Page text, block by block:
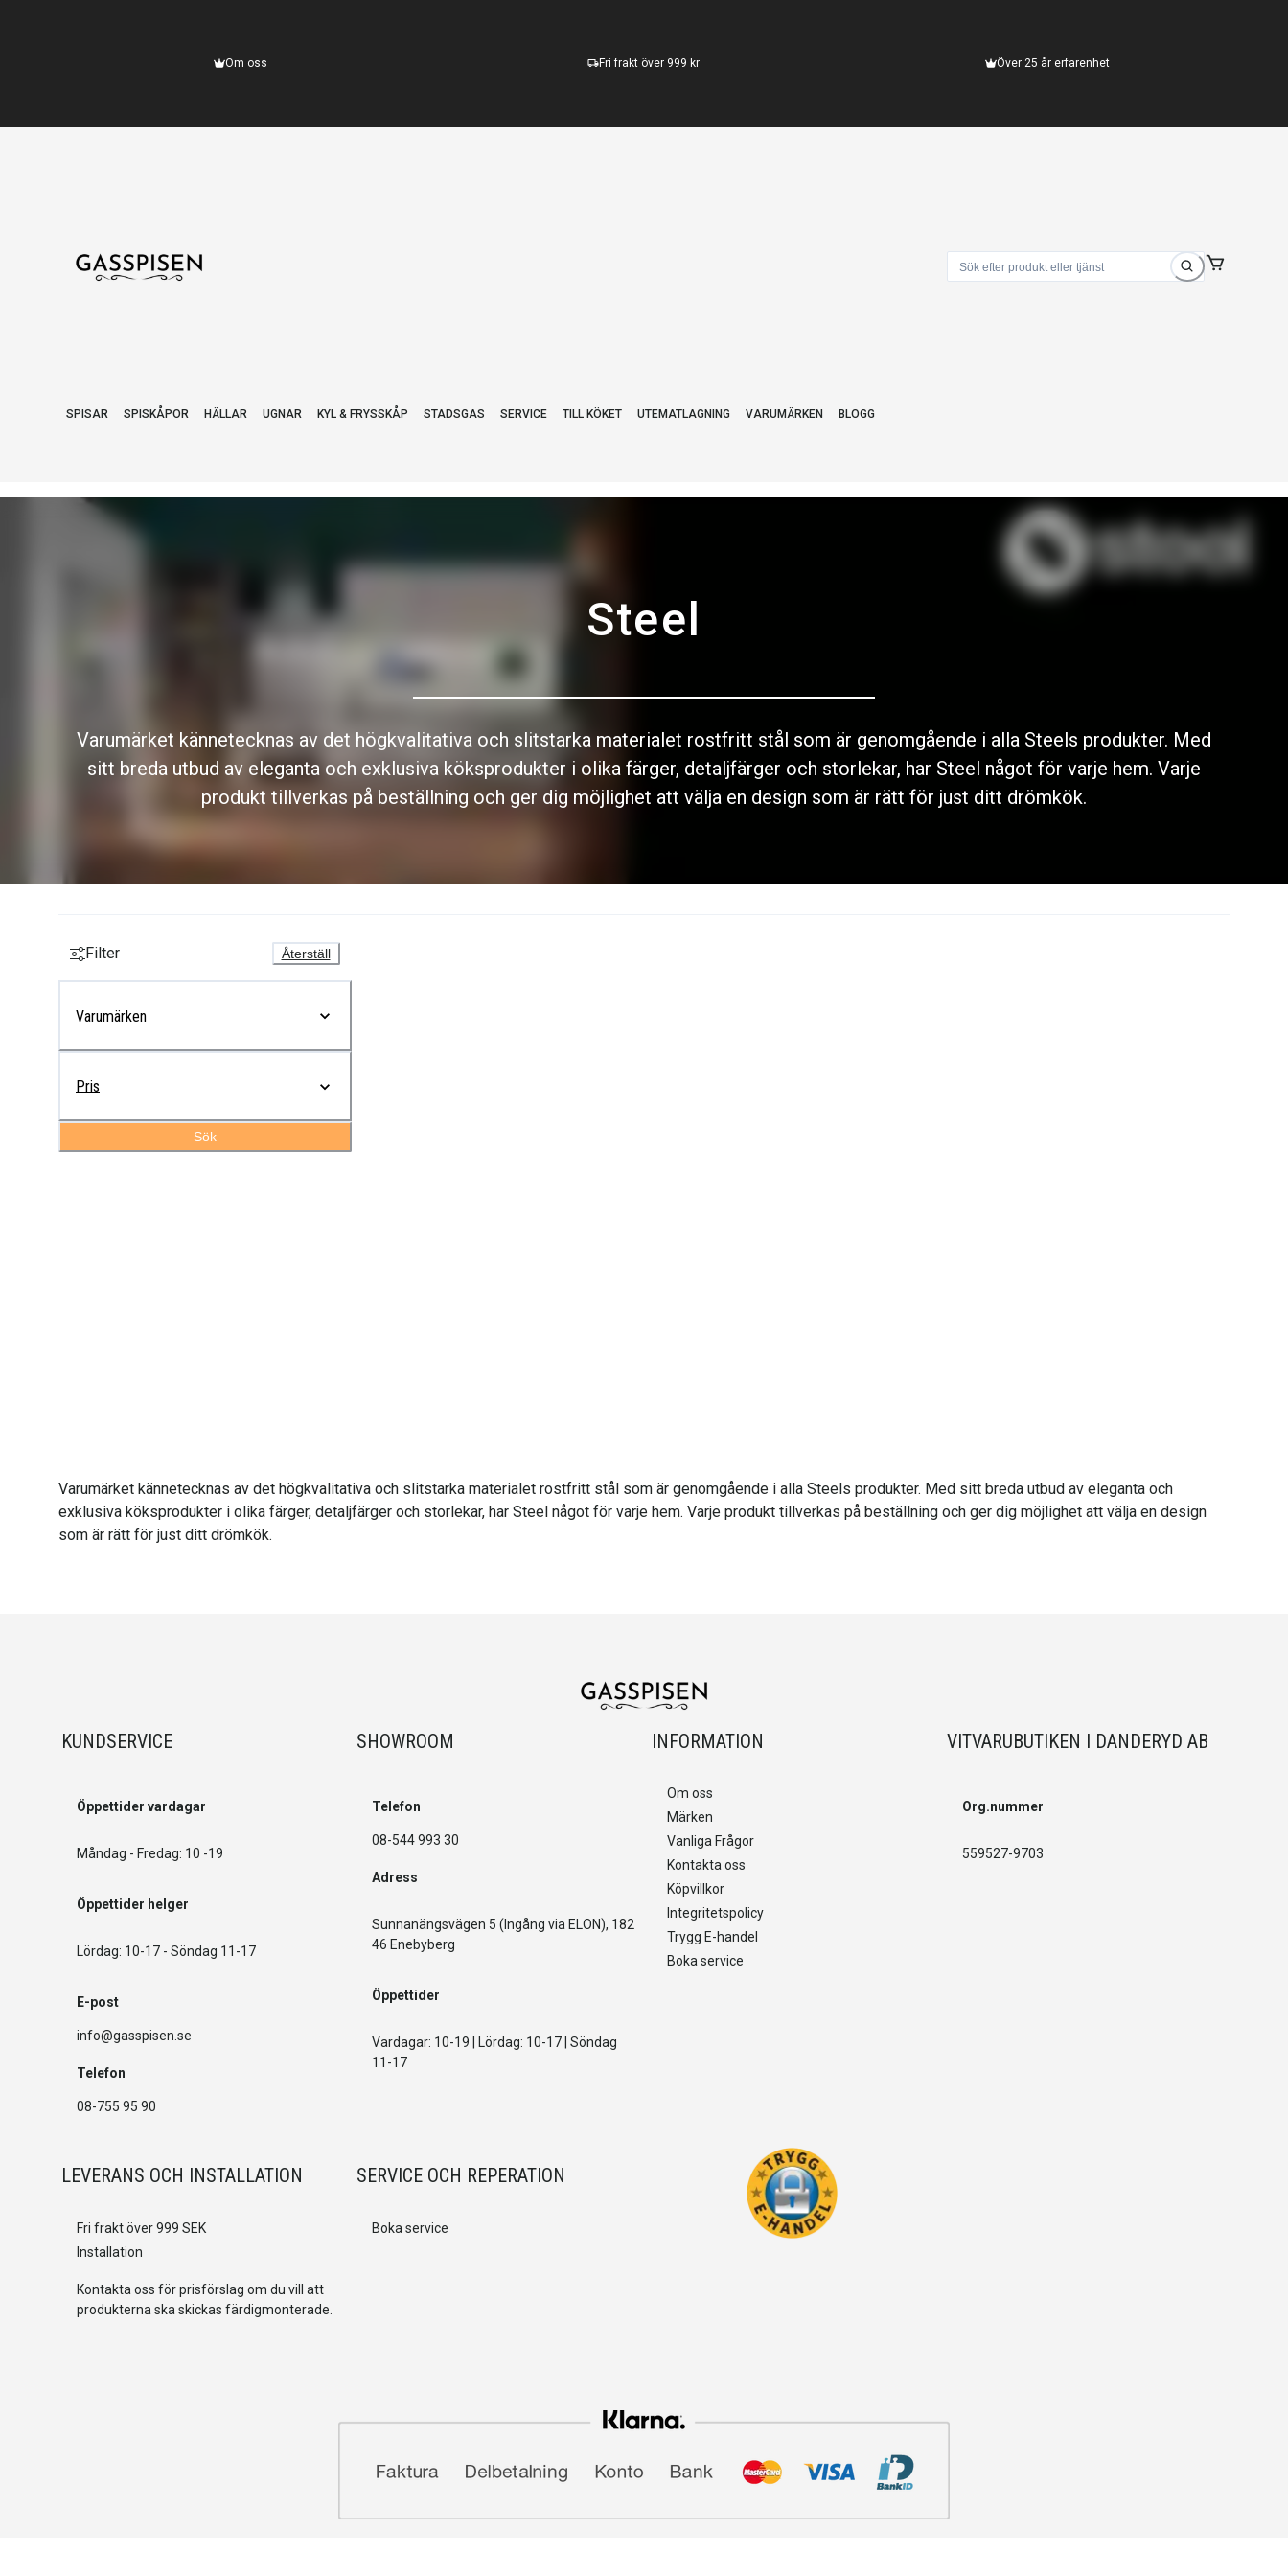
Om oss Fri frakt över 999 kr Över 25 år erfarenhet
SPISAR SPISKÅPOR HÄLLAR UGNAR KYL & FRYSSKÅP STADSGAS SERVICE TILL KÖKET UTEMATLAGNING VARUMÄRKEN BLOGG
Steel
Varumärket kännetecknas av det högkvalitativa och slitstarka materialet rostfritt stål som är genomgående i alla Steels produkter. Med
sitt breda utbud av eleganta och exklusiva köksprodukter i olika färger, detaljfärger och storlekar, har Steel något för varje hem. Varje
produkt tillverkas på beställning och ger dig möjlighet att välja en design som är rätt för just ditt drömkök.
Filter Återställ
Varumärken
Pris
Sök
Varumärket kännetecknas av det högkvalitativa och slitstarka materialet rostfritt stål som är genomgående i alla Steels produkter. Med sitt breda utbud av eleganta och
exklusiva köksprodukter i olika färger, detaljfärger och storlekar, har Steel något för varje hem. Varje produkt tillverkas på beställning och ger dig möjlighet att välja en design
som är rätt för just ditt drömkök.
KUNDSERVICE
Öppettider vardagar
Måndag - Fredag: 10 -19
Öppettider helger
Lördag: 10-17 - Söndag 11-17
E-post
info@gasspisen.se
Telefon
08-755 95 90
SHOWROOM
Telefon
08-544 993 30
Adress
Sunnanängsvägen 5 (Ingång via ELON), 182
46 Enebyberg
Öppettider
Vardagar: 10-19 | Lördag: 10-17 | Söndag
11-17
INFORMATION
Om oss
Märken
Vanliga Frågor
Kontakta oss
Köpvillkor
Integritetspolicy
Trygg E-handel
Boka service
VITVARUBUTIKEN I DANDERYD AB
Org.nummer
559527-9703
LEVERANS OCH INSTALLATION
Fri frakt över 999 SEK
Installation
Kontakta oss för prisförslag om du vill att
produkterna ska skickas färdigmonterade.
SERVICE OCH REPERATION
Boka service